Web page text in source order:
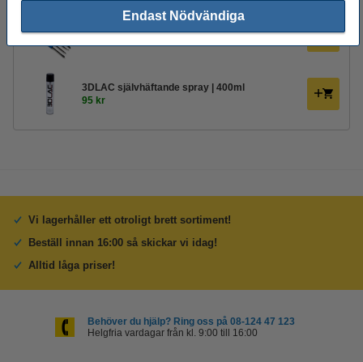
Endast Nödvändiga
123-3D Efterbehandlingsset för 3D-utskrifter
3DLAC självhäftande spray | 400ml
95 kr
Vi lagerhåller ett otroligt brett sortiment!
Beställ innan 16:00 så skickar vi idag!
Alltid låga priser!
Behöver du hjälp? Ring oss på 08-124 47 123
Helgfria vardagar från kl. 9:00 till 16:00